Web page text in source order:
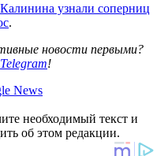
узнали соперниц
.
новости первыми?
Telegram!
News
необходимый текст и
об этом редакции.